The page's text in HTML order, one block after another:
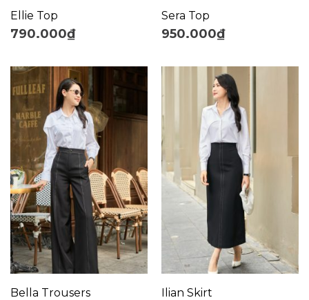
Ellie Top
790.000₫
Sera Top
950.000₫
Bella Trousers Ilian Skirt